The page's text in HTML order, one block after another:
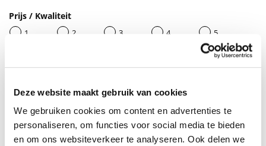
Deze website maakt gebruik van cookies
We gebruiken cookies om content en advertenties te
personaliseren, om functies voor social media te bieden
en om ons websiteverkeer te analyseren. Ook delen we
Prijs / Kwaliteit
1 2 3 4
5
10
Geef je beoordeling een titel